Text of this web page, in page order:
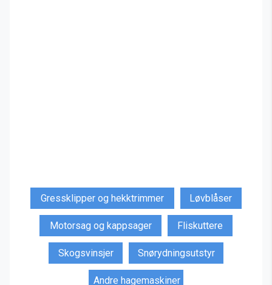
Gressklipper og hekktrimmer Løvblåser
Motorsag og kappsager Fliskuttere
Skogsvinsjer Snørydningsutstyr
Andre hagemaskiner